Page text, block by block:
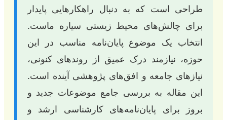
طراحی است که به دنبال راهکارهایی پایدار
برای چالش‌های محیط زیستی سیاره ماست.
انتخاب یک موضوع پایان‌نامه مناسب در این
حوزه، نیازمند درک عمیق از روندهای کنونی،
نیازهای جامعه و افق‌های پژوهشی آینده است.
این مقاله به بررسی جامع موضوعات جدید و
بروز برای پایان‌نامه‌های کارشناسی ارشد و